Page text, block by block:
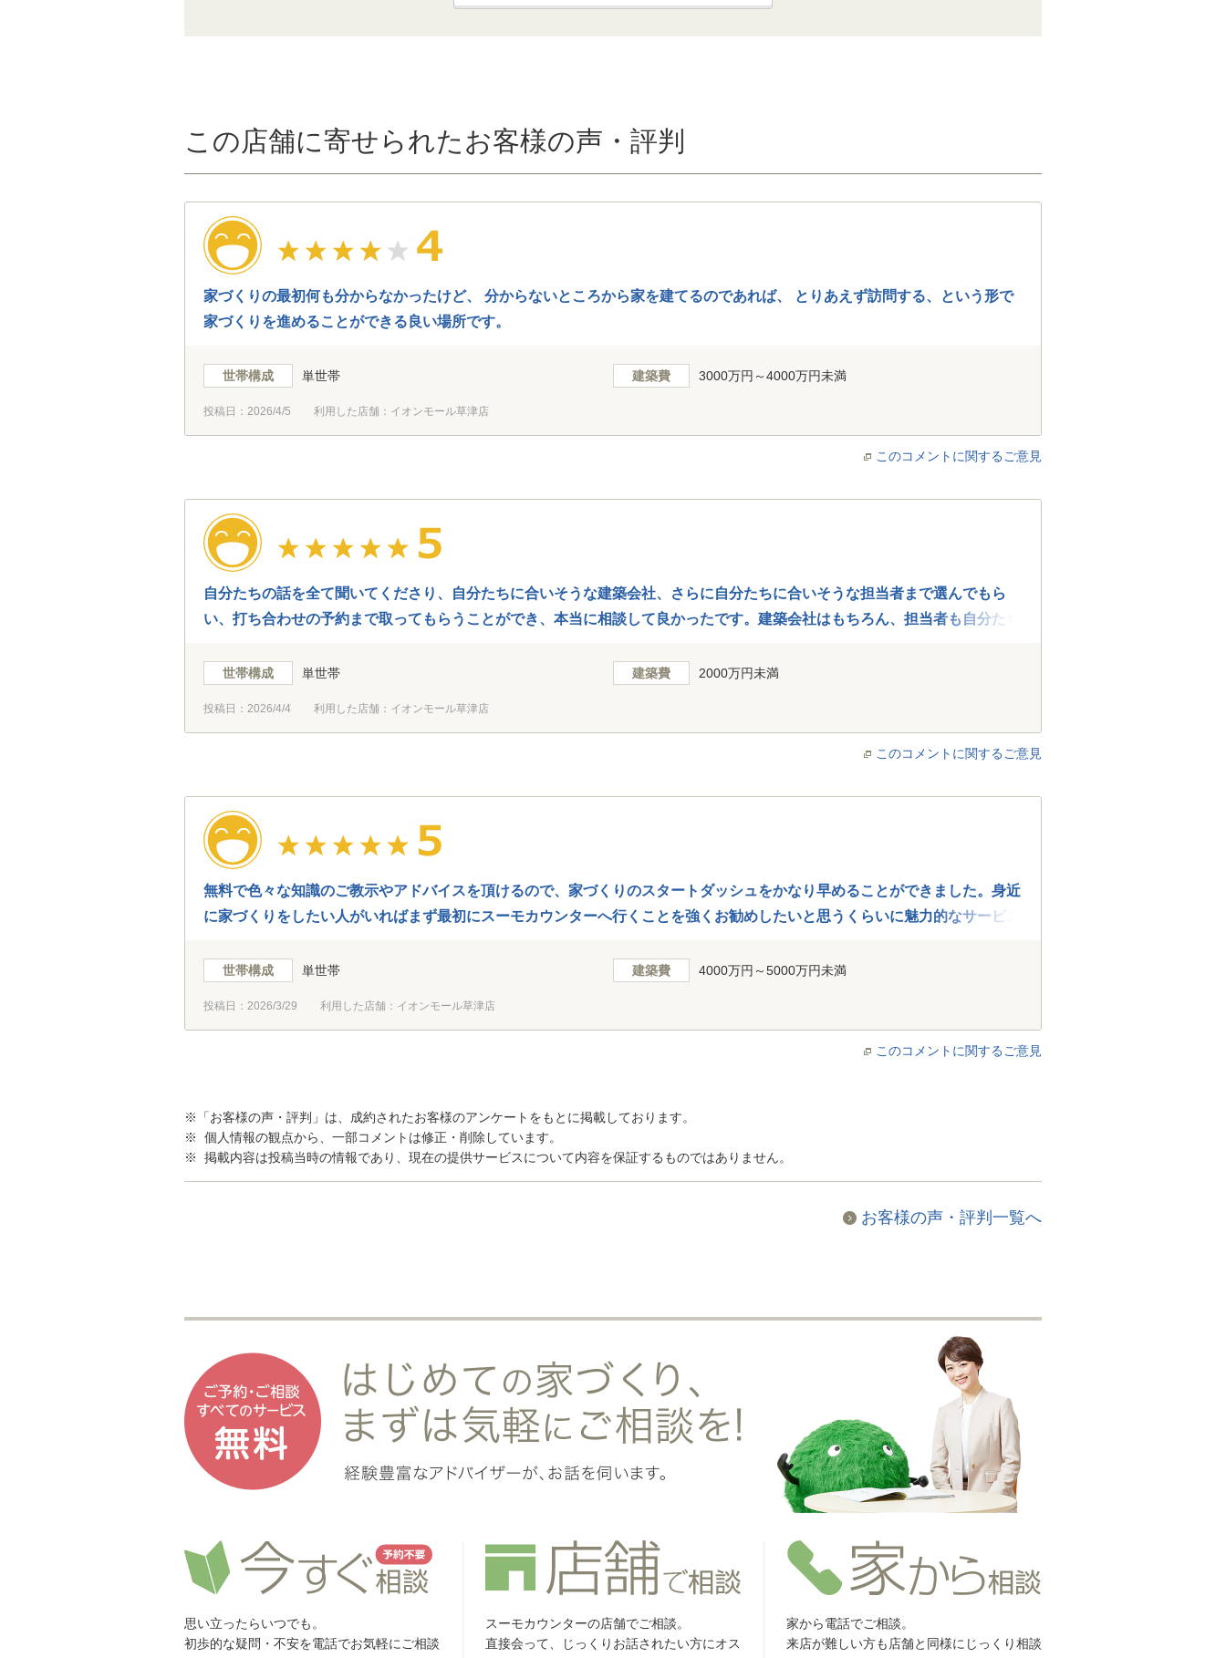
この店舗に寄せられたお客様の声・評判
家づくりの最初何も分からなかったけど、 分からないところから家を建てるのであれば、 とりあえず訪問する、という形で
家づくりを進めることができる良い場所です。
世帯構成 単世帯 建築費 3000万円～4000万円未満
投稿日： 2026/4/5 利用した店舗：イオンモール草津店
このコメントに関するご意見
自分たちの話を全て聞いてくださり、自分たちに合いそうな建築会社、さらに自分たちに合いそうな担当者まで選んでもら
い、打ち合わせの予約まで取ってもらうことができ、本当に相談して良かったです。建築会社はもちろん、担当者も自分たち
世帯構成 単世帯 建築費 2000万円未満
投稿日： 2026/4/4 利用した店舗：イオンモール草津店
このコメントに関するご意見
無料で色々な知識のご教示やアドバイスを頂けるので、家づくりのスタートダッシュをかなり早めることができました。身近
に家づくりをしたい人がいればまず最初にスーモカウンターへ行くことを強くお勧めしたいと思うくらいに魅力的なサービス
世帯構成 単世帯 建築費 4000万円～5000万円未満
投稿日： 2026/3/29 利用した店舗：イオンモール草津店
このコメントに関するご意見
※「お客様の声・評判」は、成約されたお客様のアンケートをもとに掲載しております。
※ 個人情報の観点から、一部コメントは修正・削除しています。
※ 掲載内容は投稿当時の情報であり、現在の提供サービスについて内容を保証するものではありません。
お客様の声・評判一覧へ
思い立ったらいつでも。
初歩的な疑問・不安を電話でお気軽にご相談
スーモカウンターの店舗でご相談。
直接会って、じっくりお話されたい方にオス
家から電話でご相談。
来店が難しい方も店舗と同様にじっくり相談